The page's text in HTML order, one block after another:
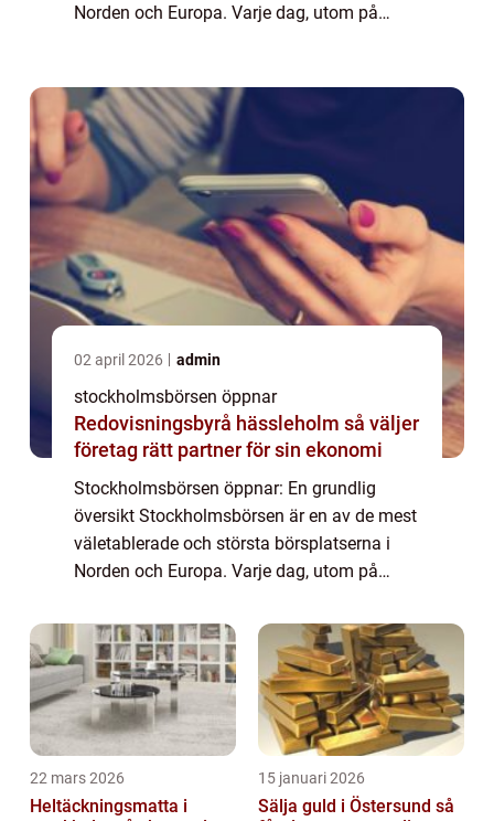
Norden och Europa. Varje dag, utom på
finansiell...
02 april 2026 admin
stockholmsbörsen öppnar
Redovisningsbyrå hässleholm så väljer
företag rätt partner för sin ekonomi
Stockholmsbörsen öppnar: En grundlig
översikt Stockholmsbörsen är en av de mest
väletablerade och största börsplatserna i
Norden och Europa. Varje dag, utom på
möjliggöra handel med aktier och andra
finansiell...
22 mars 2026
Heltäckningsmatta i
15 januari 2026
Sälja guld i Östersund så